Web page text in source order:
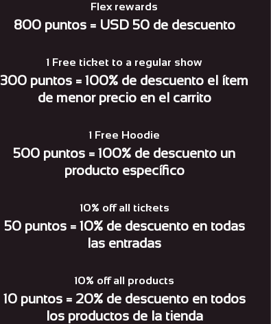
Flex rewards
800 puntos = USD 50 de descuento
1 Free ticket to a regular show
300 puntos = 100% de descuento el ítem
de menor precio en el carrito
1 Free Hoodie
500 puntos = 100% de descuento un
producto específico
10% off all tickets
50 puntos = 10% de descuento en todas
las entradas
10% off all products
10 puntos = 20% de descuento en todos
los productos de la tienda